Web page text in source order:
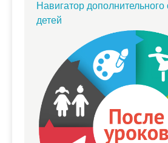
Навигатор
детей